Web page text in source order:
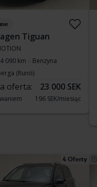
Tiguan
090 km
Benzyna
(Runö)
oferta: 23 000 SEK
196 SEK/miesiąc
4 Oferty